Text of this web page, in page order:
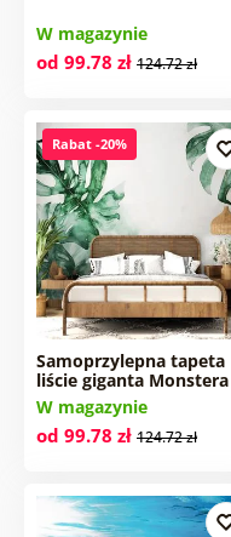
W magazynie
od 99.78 zł 124.72 zł
Rabat -20%
Samoprzylepna tapeta
liście giganta Monstera
W magazynie
od 99.78 zł 124.72 zł